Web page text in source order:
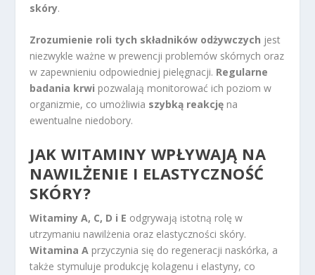
skóry.
Zrozumienie roli tych składników odżywczych jest
niezwykle ważne w prewencji problemów skórnych oraz
w zapewnieniu odpowiedniej pielęgnacji. Regularne
badania krwi pozwalają monitorować ich poziom w
organizmie, co umożliwia szybką reakcję na
ewentualne niedobory.
JAK WITAMINY WPŁYWAJĄ NA
NAWILŻENIE I ELASTYCZNOŚĆ
SKÓRY?
Witaminy A, C, D i E odgrywają istotną rolę w
utrzymaniu nawilżenia oraz elastyczności skóry.
Witamina A przyczynia się do regeneracji naskórka, a
także stymuluje produkcję kolagenu i elastyny, co